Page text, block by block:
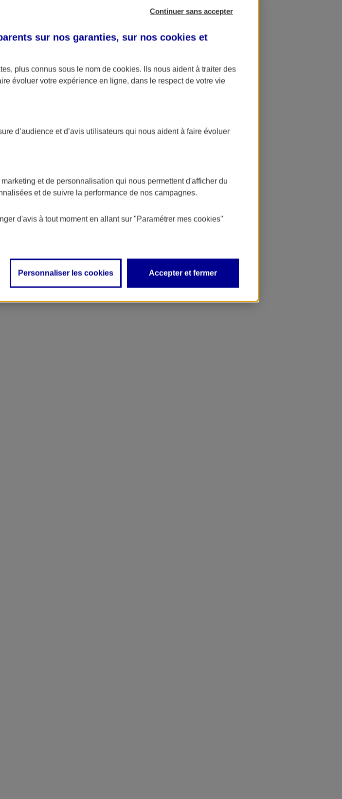
Continuer sans accepter
sur nos garanties, sur nos cookies et
plus connus sous le nom de cookies. Ils nous aident à traiter des
évoluer votre expérience en ligne, dans le respect de votre vie
d’audience et d’avis utilisateurs qui nous aident à faire évoluer
marketing et de personnalisation qui nous permettent d'afficher du
et de suivre la performance de nos campagnes.
d'avis à tout moment en allant sur "Paramétrer mes cookies"
Personnaliser les cookies Accepter et fermer